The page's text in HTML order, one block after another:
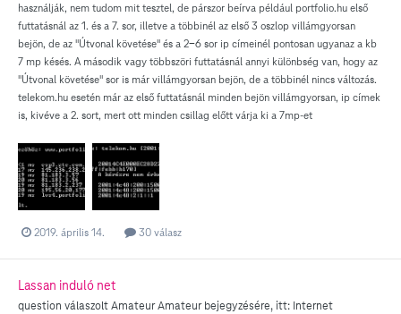
használják, nem tudom mit tesztel, de párszor beírva például portfolio.hu első
futtatásnál az 1. és a 7. sor, illetve a többinél az első 3 oszlop villámgyorsan
bejön, de az "Útvonal követése" és a 2-6 sor ip címeinél pontosan ugyanaz a kb
7 mp késés. A második vagy többszöri futtatásnál annyi különbség van, hogy az
"Útvonal követése" sor is már villámgyorsan bejön, de a többinél nincs változás.
telekom.hu esetén már az első futtatásnál minden bejön villámgyorsan, ip címek
is, kivéve a 2. sort, mert ott minden csillag előtt várja ki a 7mp-et
2019. április 14. 30 válasz
Lassan induló net
question válaszoltAmateurAmateurbejegyzésére, itt: Internet